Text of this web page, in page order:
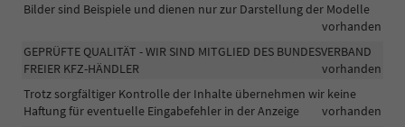
Bilder sind Beispiele und dienen nur zur Darstellung der Modelle
vorhanden
GEPRÜFTE QUALITÄT - WIR SIND MITGLIED DES BUNDESVERBAND
FREIER KFZ-HÄNDLER
vorhanden
Trotz sorgfältiger Kontrolle der Inhalte übernehmen wir keine
Haftung für eventuelle Eingabefehler in der Anzeige
vorhanden